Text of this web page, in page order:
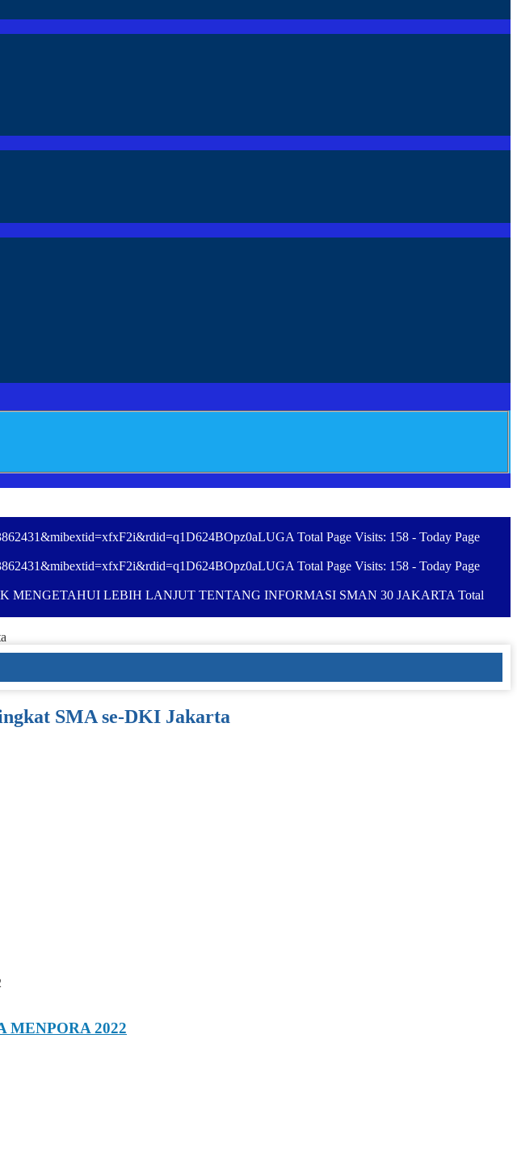
Total Page Visits: 158 - Today Page
Total Page Visits: 158 - Today Page
LEBIH LANJUT TENTANG INFORMASI SMAN 30 JAKARTA Total
SMA se-DKI Jakarta
MENPORA 2022